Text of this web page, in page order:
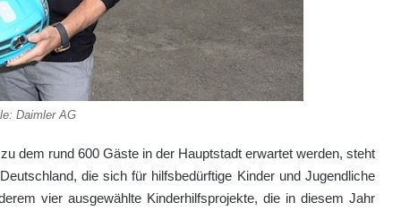
Daimler AG
dem rund 600 Gäste in der Hauptstadt erwartet werden, steht
die sich für hilfsbedürftige Kinder und Jugendliche
vier ausgewählte Kinderhilfsprojekte, die in diesem Jahr